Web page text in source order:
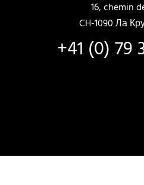
16, chemin
CH-1090 Ла
+41 (0) 79